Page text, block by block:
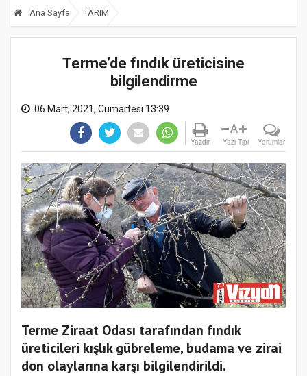
Ana Sayfa TARIM
Terme’de fındık üreticisine
bilgilendirme
06 Mart, 2021, Cumartesi 13:39
Yazdır
A
Yazı Tipi Yorumlar
Terme Ziraat Odası tarafından fındık
üreticileri kışlık gübreleme, budama ve zirai
don olaylarına karşı bilgilendirildi.